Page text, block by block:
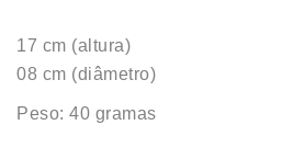
17 cm (altura)
08 cm (diâmetro)
Peso: 40 gramas